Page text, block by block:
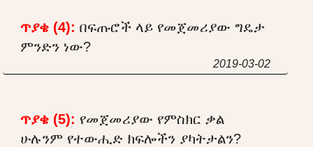
ጥያቄ (4): በፍጡሮች ላይ የመጀመሪያው ግዴታ
ምንድን ነው?
2019-03-02
ጥያቄ (5): የመጀመሪያው የምስክር ቃል
ሁሉንም የተውሒድ ክፍሎችን ያካትታልን?